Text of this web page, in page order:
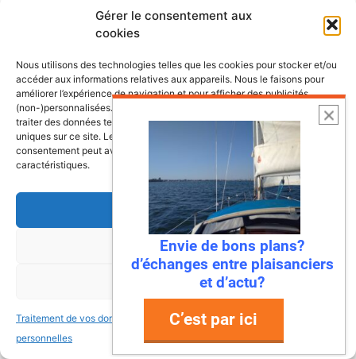
Gérer le consentement aux
cookies
Nous utilisons des technologies telles que les cookies pour stocker et/ou
accéder aux informations relatives aux appareils. Nous le faisons pour
améliorer l’expérience de navigation et pour afficher des publicités
(non-)personnalisées. Consentir à ces technologies nous autorisera à
traiter des données telles que le comportement de navigation ou les ID
uniques sur ce site. Le fait de ne pas consentir ou de retirer son
consentement peut avoir un effet négatif sur certaines fonctonnalités et
caractéristiques.
Accepter
Refuser
Voir les préférences
Traitement de vos données
personnelles
Traitement de vos données
personnelles
Bonjour
Que penses tu de la marque antila?
Comparaison entre le maxus 24 et antila
24 ?
Merci si tu as les infos.
Bonne continuation
17 novembre 2023 à 19 h 11 min
voiliers. Deux très bons bateaux, et
surtout bien construits. L’accastillage
Envie de bons plans?
d’échanges entre plaisanciers
et d’actu?
C’est par ici